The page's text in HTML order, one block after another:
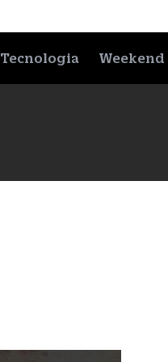
Tecnologia Weekend